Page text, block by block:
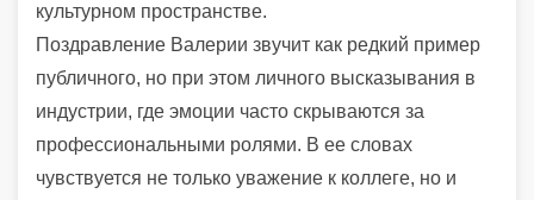
культурном пространстве.
Поздравление Валерии звучит как редкий пример
публичного, но при этом личного высказывания в
индустрии, где эмоции часто скрываются за
профессиональными ролями. В ее словах
чувствуется не только уважение к коллеге, но и